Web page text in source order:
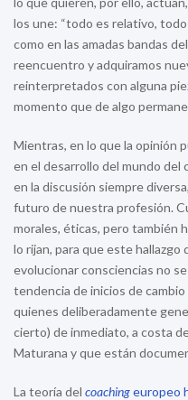
los une: “todo es relativo,
como en las amadas bandas
reencuentro y adquiramos
reinterpretados con alguna
momento que de algo
Mientras, en lo que la opinión
en el desarrollo del mundo del
en la discusión siempre
futuro de nuestra profesión.
morales, éticas, pero también
lo rijan, para que este hallazgo
evolucionar consciencias no
tendencia de inicios de
quienes deliberadamente
cierto) de inmediato, a costa
Maturana y que están
La teoría del coachingeuropeo